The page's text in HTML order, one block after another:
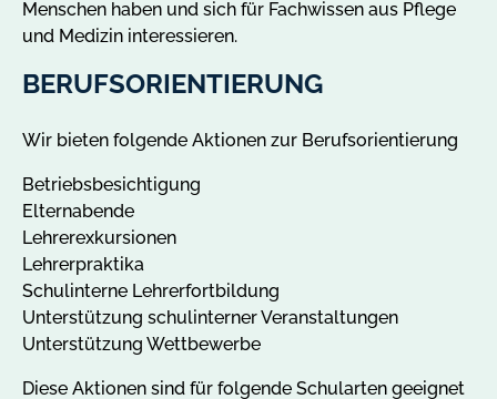
Menschen haben und sich für Fachwissen aus Pflege
und Medizin interessieren.
BERUFSORIENTIERUNG
Wir bieten folgende Aktionen zur Berufsorientierung
Betriebsbesichtigung
Elternabende
Lehrerexkursionen
Lehrerpraktika
Schulinterne Lehrerfortbildung
Unterstützung schulinterner Veranstaltungen
Unterstützung Wettbewerbe
Diese Aktionen sind für folgende Schularten geeignet